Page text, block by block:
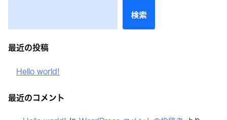
ョ
検索
最近の投稿
Hello world!
最近のコメント